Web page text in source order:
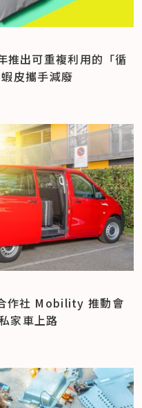
推出可重複利用的「循
皮攜手減廢
作社 Mobility 推動會
家車上路